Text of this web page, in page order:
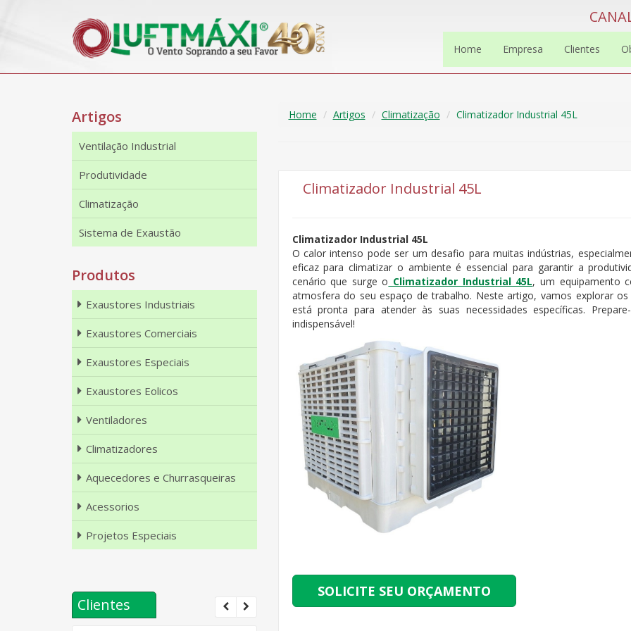
Home Empresa Clientes
Home Artigos Climatização Climatizador Industrial 45L
Climatizador Industrial 45L
Climatizador Industrial 45L
O calor intenso pode ser um desafio para muitas indústrias,
eficaz para climatizar o ambiente é essencial para garantir a
cenário que surge o Climatizador Industrial 45L, um equipamento
atmosfera do seu espaço de trabalho. Neste artigo, vamos explorar
está pronta para atender às suas necessidades específicas.
indispensável!
SOLICITE SEU ORÇAMENTO
Artigos
Ventilação Industrial
Produtividade
Climatização
Sistema de Exaustão
Produtos
Exaustores Industriais
Exaustores Comerciais
Exaustores Especiais
Exaustores Eolicos
Ventiladores
Climatizadores
Aquecedores e Churrasqueiras
Acessorios
Projetos Especiais
Clientes